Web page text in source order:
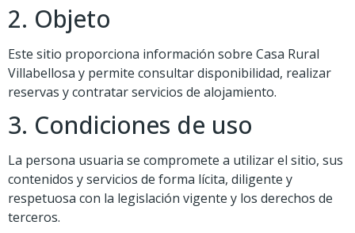
2. Objeto
Este sitio proporciona información sobre Casa Rural
Villabellosa y permite consultar disponibilidad, realizar
reservas y contratar servicios de alojamiento.
3. Condiciones de uso
La persona usuaria se compromete a utilizar el sitio, sus
contenidos y servicios de forma lícita, diligente y
respetuosa con la legislación vigente y los derechos de
terceros.